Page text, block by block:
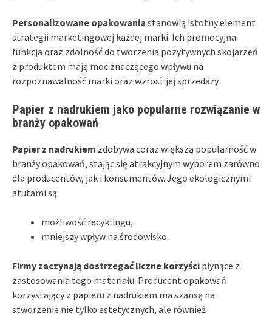
Personalizowane opakowania stanowią istotny element
strategii marketingowej każdej marki. Ich promocyjna
funkcja oraz zdolność do tworzenia pozytywnych skojarzeń
z produktem mają moc znaczącego wpływu na
rozpoznawalność marki oraz wzrost jej sprzedaży.
Papier z nadrukiem jako popularne rozwiązanie w
branży opakowań
Papier z nadrukiem zdobywa coraz większą popularność w
branży opakowań, stając się atrakcyjnym wyborem zarówno
dla producentów, jak i konsumentów. Jego ekologicznymi
atutami są:
możliwość recyklingu,
mniejszy wpływ na środowisko.
Firmy zaczynają dostrzegać liczne korzyści płynące z
zastosowania tego materiału. Producent opakowań
korzystający z papieru z nadrukiem ma szansę na
stworzenie nie tylko estetycznych, ale również